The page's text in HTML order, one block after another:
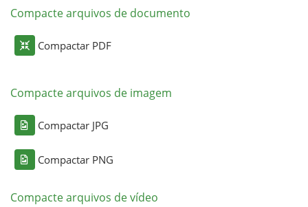
Compacte arquivos de documento
Compactar PDF
Compacte arquivos de imagem
Compactar JPG
Compactar PNG
Compacte arquivos de vídeo